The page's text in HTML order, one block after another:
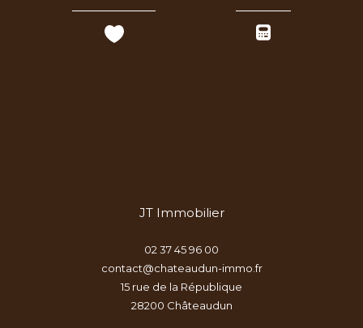
JT Immobilier
02 37 45 96 00
contact@chateaudun-immo.fr
15 rue de la République
28200
châteaudun